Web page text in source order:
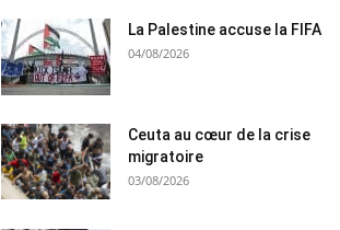
La Palestine accuse la FIFA
04/08/2026
Ceuta au cœur de la crise
migratoire
03/08/2026